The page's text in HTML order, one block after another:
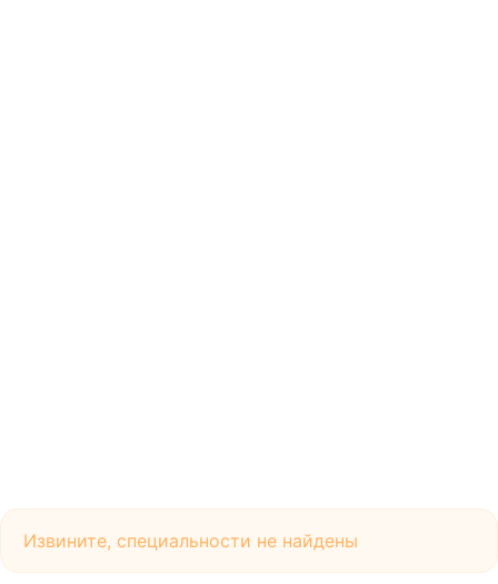
Извините, специальности не найдены